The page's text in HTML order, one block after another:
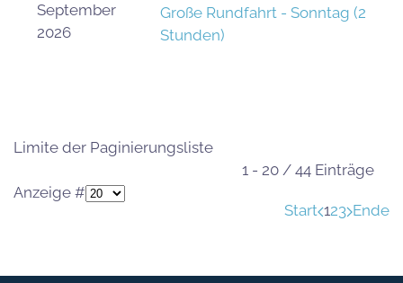
September
2026
Große Rundfahrt - Sonntag (2
Stunden)
Limite der Paginierungsliste
1 - 20 / 44 Einträge
Anzeige #
Start 123 Ende